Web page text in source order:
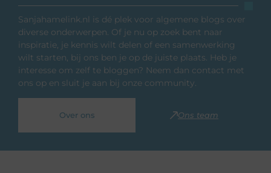
Sanjahamelink.nl is dé plek voor algemene blogs over
diverse onderwerpen. Of je nu op zoek bent naar
inspiratie, je kennis wilt delen of een samenwerking
wilt starten, bij ons ben je op de juiste plaats. Heb je
interesse om zelf te bloggen? Neem dan contact met
ons op en sluit je aan bij onze community.
Over ons Ons team